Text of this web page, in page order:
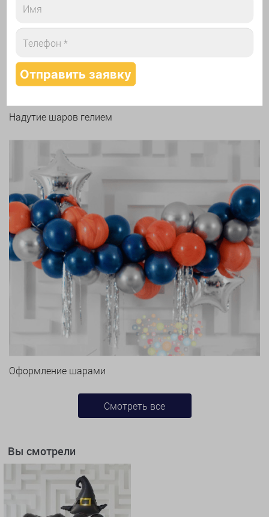
Арки и гирлянды из шаров
Надутие шаров гелием
Оформление шарами
Смотреть все
Вы смотрели